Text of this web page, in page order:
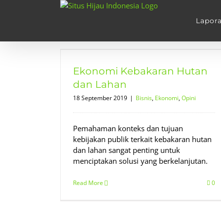
Ekonomi Kebakaran Hutan
dan Lahan
18 September 2019 | Bisnis, Ekonomi,Opini
Pemahaman konteks dan tujuan
kebijakan publik terkait kebakaran hutan
dan lahan sangat penting untuk
menciptakan solusi yang berkelanjutan.
Read More 0